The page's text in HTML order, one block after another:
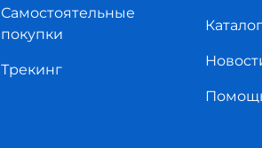
Самостоятельные
покупки
Трекинг